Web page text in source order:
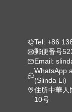
Tel: +86
郵便番号
Email:
WhatsApp
(Slinda Li)
住所中華人
10号